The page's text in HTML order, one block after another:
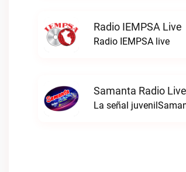
Radio IEMPSA Live
Radio IEMPSA live
Samanta Radio Live
La señal